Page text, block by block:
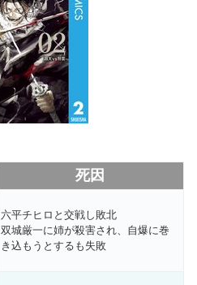
死因
六平チヒロと交戦し敗北
双城厳一に姉が殺害され、自爆に巻
き込もうとするも失敗